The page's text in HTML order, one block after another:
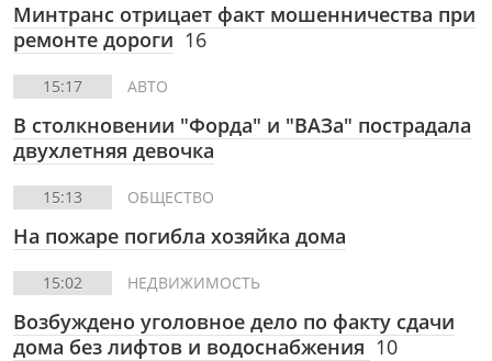
Минтранс отрицает факт мошенничества при
ремонте дороги 16
15:17 АВТО
В столкновении "Форда" и "ВАЗа" пострадала
двухлетняя девочка
15:13 ОБЩЕСТВО
На пожаре погибла хозяйка дома
15:02 НЕДВИЖИМОСТЬ
Возбуждено уголовное дело по факту сдачи
дома без лифтов и водоснабжения 10